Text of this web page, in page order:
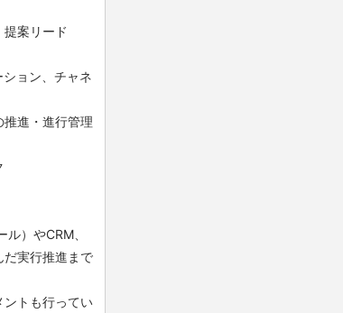
案リード
ョン、チャネ
推進・進行管理
）やCRM、
だ実行推進まで
ントも行ってい